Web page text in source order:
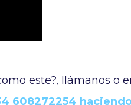
este?, llámanos o
608272254